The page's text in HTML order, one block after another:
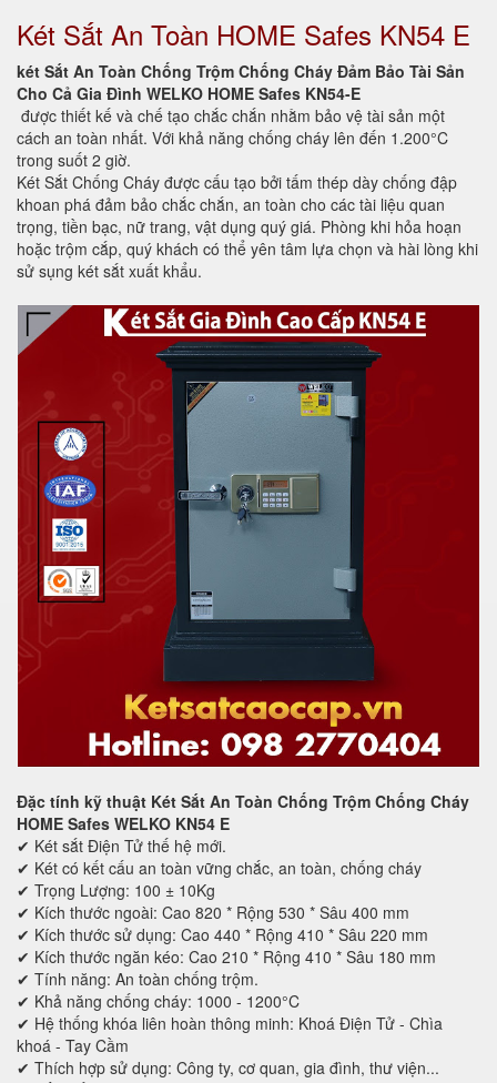
Két Sắt An Toàn HOME Safes KN54 E
két Sắt An Toàn Chống Trộm Chống Cháy Đảm Bảo Tài Sản
Cho Cả Gia Đình WELKO HOME Safes KN54-E
được thiết kế và chế tạo chắc chắn nhằm bảo vệ tài sản một
cách an toàn nhất. Với khả năng chống cháy lên đến 1.200°C
trong suốt 2 giờ.
Két Sắt Chống Cháy được cấu tạo bởi tấm thép dày chống đập
khoan phá đảm bảo chắc chắn, an toàn cho các tài liệu quan
trọng, tiền bạc, nữ trang, vật dụng quý giá. Phòng khi hỏa hoạn
hoặc trộm cắp, quý khách có thể yên tâm lựa chọn và hài lòng khi
sử sụng két sắt xuất khẩu.
Đặc tính kỹ thuật Két Sắt An Toàn Chống Trộm Chống Cháy
HOME Safes WELKO KN54 E
✔ Két sắt Điện Tử thế hệ mới.
✔ Két có kết cấu an toàn vững chắc, an toàn, chống cháy
✔ Trọng Lượng: 100 ± 10Kg
✔ Kích thước ngoài: Cao 820 * Rộng 530 * Sâu 400 mm
✔ Kích thước sử dụng: Cao 440 * Rộng 410 * Sâu 220 mm
✔ Kích thước ngăn kéo: Cao 210 * Rộng 410 * Sâu 180 mm
✔ Tính năng: An toàn chống trộm.
✔ Khả năng chống cháy: 1000 - 1200°C
✔ Hệ thống khóa liên hoàn thông minh: Khoá Điện Tử - Chìa
khoá - Tay Cầm
✔ Thích hợp sử dụng: Công ty, cơ quan, gia đình, thư viện...